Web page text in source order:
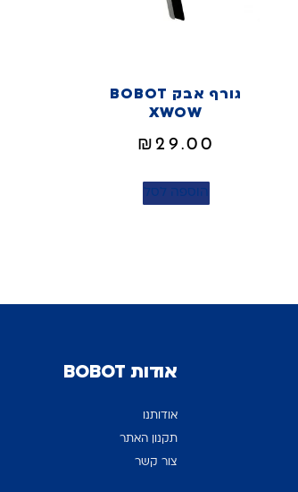
גורף אבק BOBOT
XWOW
₪29.00
הוספה לסל
אודות BOBOT
אודותנו
תקנון האתר
צור קשר